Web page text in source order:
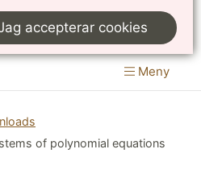
accepterar cookies
&
Meny
of polynomial equations